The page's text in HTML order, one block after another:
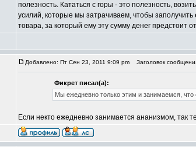
полезность. Кататься с горы - это полезность,
усилий, которые мы затрачиваем, чтобы
товара, за который ему эту сумму денег предстоит
Добавлено: Пт Сен 23, 2011 9:09 pm Заголовок
Фикрет писал(а):
Мы ежедневно только этим и занимаемся, что
Если некто ежедневно занимается ананизмом, так